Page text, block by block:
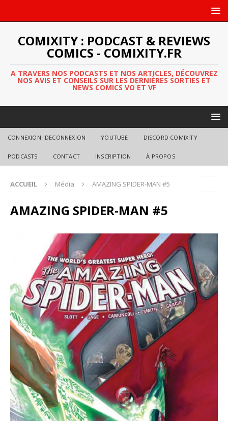
COMIXITY : PODCAST & REVIEWS
COMICS - COMIXITY.FR
A TRAVERS NOS PODCASTS ET NOS ARTICLES, DÉCOUVREZ
NOS AVIS ET CONSEILS SUR LES DERNIÈRES SORTIES ET
NEWS COMICS VO ET VF
CONNEXION|DECONNEXION YOUTUBE DISCORD COMIXITY
PODCASTS CONTACT INSCRIPTION À PROPOS
ACCUEIL Média AMAZING SPIDER-MAN #5
AMAZING SPIDER-MAN #5